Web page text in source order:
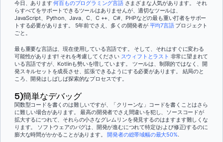
今日、あります何百ものプログラミング言語さまざまな人気があります。 それ
らすべてをサポートできるツールはありませんが、適切なツールは、
JavaScript、Python、Java、C、C ++、C#、PHPなどの最も重い打者をサポー
トする必要があります。 5年前でさえ、多くの開発者が 平均7言語プロジェクト
ごと。
最も重要な言語は、現在使用している言語です。 そして、それはすぐに変わる
可能性があります! それを考慮してください スウィフトとラスト 非常に望まれて
いる言語ですが、Kotlinも勢いを増しています。 ツールは、制限的ではなく、開
発スキルセットを成長させ、拡張できるようにする必要があります。 結局のと
ころ、開発はしばしば探索的なプロセスです。
5)簡単なデバッグ
関数型コードを書くのは難しいですが、「クリーンな」コードを書くことはさら
に難しい場合があります。 最高の開発者でさえ間違いを犯し、ソースコードが
拡大するにつれて、それらの小さなグレムリンを発見するのはますます難しくな
ります。 ソフトウェアのバグは、開発が進むにつれて特定(および修正)するのに
膨大な時間がかかることがあります。開発者の総帯域幅の最大50%.